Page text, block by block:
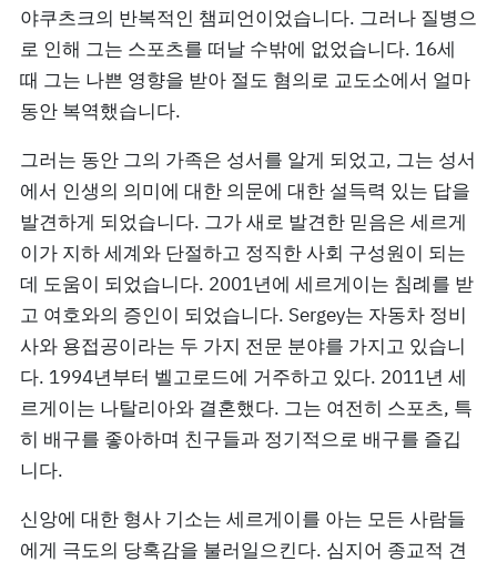
야쿠츠크의 반복적인 챔피언이었습니다. 그러나 질병으
로 인해 그는 스포츠를 떠날 수밖에 없었습니다. 16세
때 그는 나쁜 영향을 받아 절도 혐의로 교도소에서 얼마
동안 복역했습니다.
그러는 동안 그의 가족은 성서를 알게 되었고, 그는 성서
에서 인생의 의미에 대한 의문에 대한 설득력 있는 답을
발견하게 되었습니다. 그가 새로 발견한 믿음은 세르게
이가 지하 세계와 단절하고 정직한 사회 구성원이 되는
데 도움이 되었습니다. 2001년에 세르게이는 침례를 받
고 여호와의 증인이 되었습니다. Sergey는 자동차 정비
사와 용접공이라는 두 가지 전문 분야를 가지고 있습니
다. 1994년부터 벨고로드에 거주하고 있다. 2011년 세
르게이는 나탈리아와 결혼했다. 그는 여전히 스포츠, 특
히 배구를 좋아하며 친구들과 정기적으로 배구를 즐깁
니다.
신앙에 대한 형사 기소는 세르게이를 아는 모든 사람들
에게 극도의 당혹감을 불러일으킨다. 심지어 종교적 견